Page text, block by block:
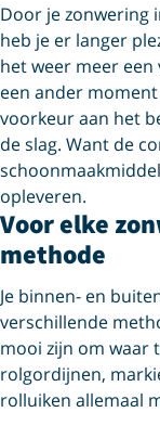
Door je zonwering
heb je er langer
het weer meer
een ander
voorkeur aan het
de slag. Want de
opleveren.
Voor elke
methode
Je binnen- en
verschillende
mooi zijn om waar
rolgordijnen,
rolluiken allemaal